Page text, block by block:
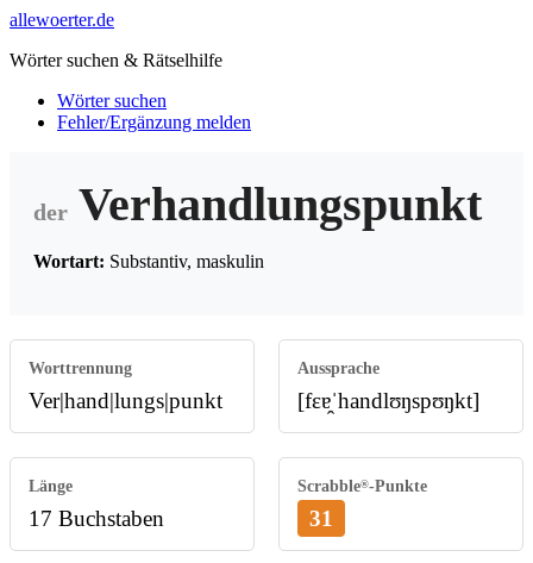
allewoerter.de
Wörter suchen & Rätselhilfe
Wörter suchen
Fehler/Ergänzung melden
der Verhandlungspunkt
Wortart: Substantiv, maskulin
Worttrennung
Ver|hand|lungs|punkt
Aussprache
[fɛɐ̯ˈhandlʊŋspʊŋkt]
Länge
17 Buchstaben
Scrabble®-Punkte
31